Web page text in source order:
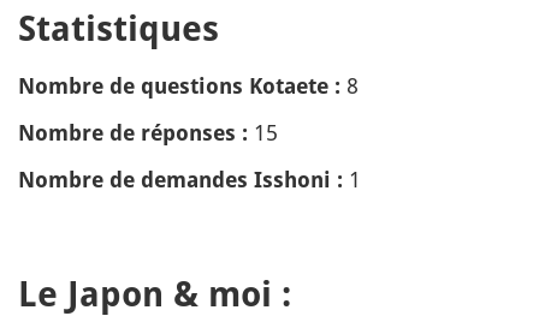
Statistiques
Nombre de questions Kotaete : 8
Nombre de réponses : 15
Nombre de demandes Isshoni : 1
Le Japon & moi :